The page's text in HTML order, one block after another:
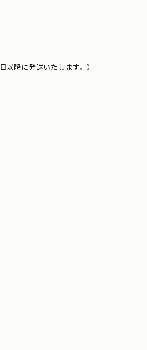
降に発送いたします。）